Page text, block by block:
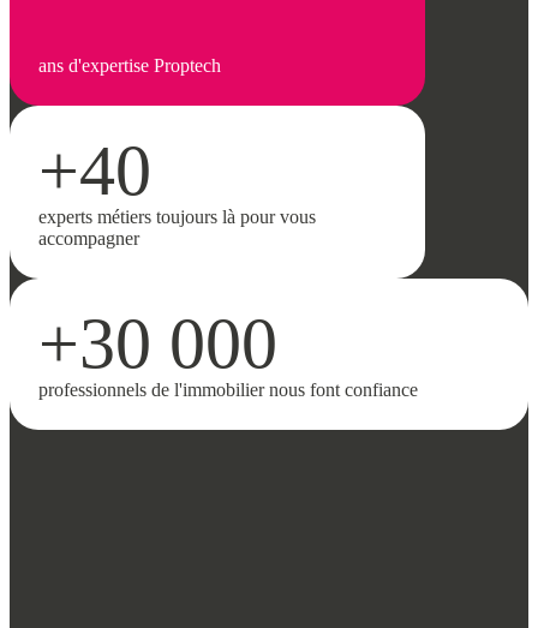
ans d'expertise Proptech
+40
experts métiers toujours là pour vous
accompagner
+30 000
professionnels de l'immobilier nous font confiance